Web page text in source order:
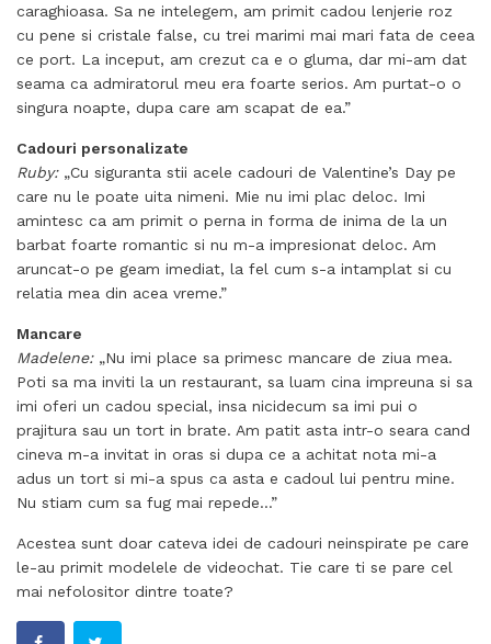
caraghioasa. Sa ne intelegem, am primit cadou lenjerie roz
cu pene si cristale false, cu trei marimi mai mari fata de ceea
ce port. La inceput, am crezut ca e o gluma, dar mi-am dat
seama ca admiratorul meu era foarte serios. Am purtat-o o
singura noapte, dupa care am scapat de ea.”
Cadouri personalizate
Ruby:„Cu siguranta stii acele cadouri de Valentine’s Day pe
care nu le poate uita nimeni. Mie nu imi plac deloc. Imi
amintesc ca am primit o perna in forma de inima de la un
barbat foarte romantic si nu m-a impresionat deloc. Am
aruncat-o pe geam imediat, la fel cum s-a intamplat si cu
relatia mea din acea vreme.”
Mancare
Madelene:„Nu imi place sa primesc mancare de ziua mea.
Poti sa ma inviti la un restaurant, sa luam cina impreuna si sa
imi oferi un cadou special, insa nicidecum sa imi pui o
prajitura sau un tort in brate. Am patit asta intr-o seara cand
cineva m-a invitat in oras si dupa ce a achitat nota mi-a
adus un tort si mi-a spus ca asta e cadoul lui pentru mine.
Nu stiam cum sa fug mai repede…”
Acestea sunt doar cateva idei de cadouri neinspirate pe care
le-au primit modelele de videochat. Tie care ti se pare cel
mai nefolositor dintre toate?